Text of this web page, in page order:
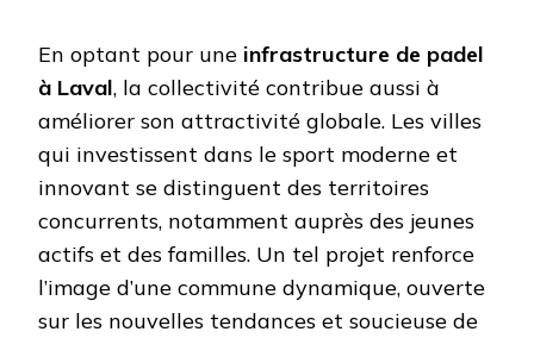
En optant pour une infrastructure de padel
à Laval, la collectivité contribue aussi à
améliorer son attractivité globale. Les villes
qui investissent dans le sport moderne et
innovant se distinguent des territoires
concurrents, notamment auprès des jeunes
actifs et des familles. Un tel projet renforce
l’image d’une commune dynamique, ouverte
sur les nouvelles tendances et soucieuse de